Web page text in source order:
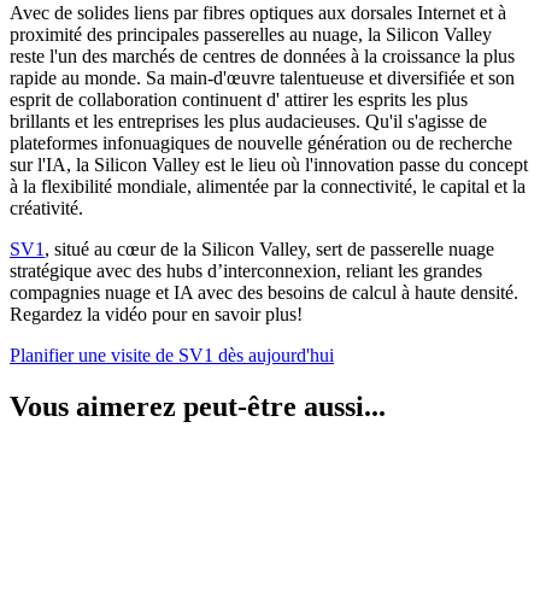
Avec de solides liens par fibres optiques aux dorsales Internet et à
proximité des principales passerelles au nuage, la Silicon Valley
reste l'un des marchés de centres de données à la croissance la plus
rapide au monde. Sa main-d'œuvre talentueuse et diversifiée et son
esprit de collaboration continuent d' attirer les esprits les plus
brillants et les entreprises les plus audacieuses. Qu'il s'agisse de
plateformes infonuagiques de nouvelle génération ou de recherche
sur l'IA, la Silicon Valley est le lieu où l'innovation passe du concept
à la flexibilité mondiale, alimentée par la connectivité, le capital et la
créativité.
SV1 , situé au cœur de la Silicon Valley, sert de passerelle nuage
stratégique avec des hubs d’interconnexion, reliant les grandes
compagnies nuage et IA avec des besoins de calcul à haute densité.
Regardez la vidéo pour en savoir plus!
Planifier une visite de SV1 dès aujourd'hui
Vous aimerez peut-être aussi...